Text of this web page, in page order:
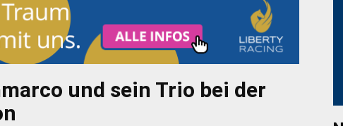
und sein Trio bei der